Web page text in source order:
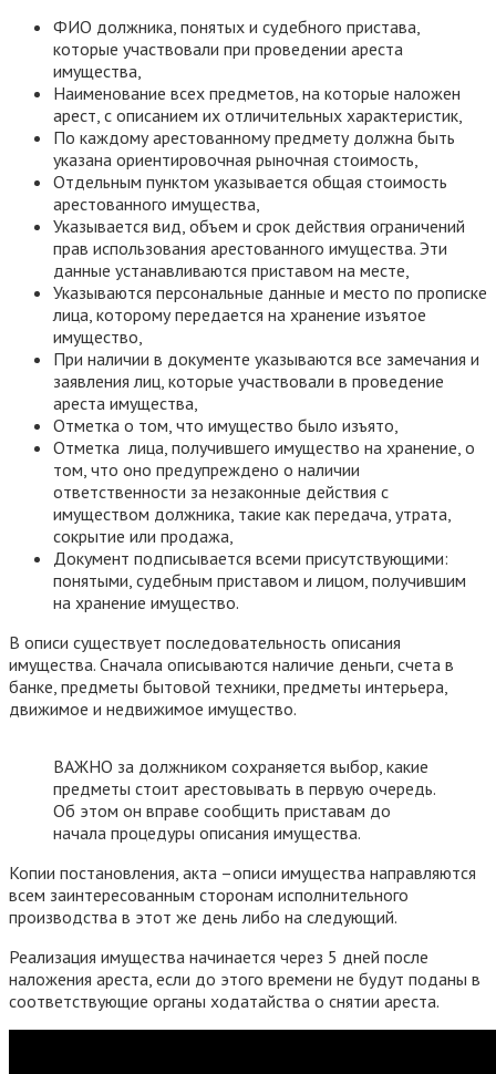
ФИО должника, понятых и судебного пристава,
которые участвовали при проведении ареста
имущества,
Наименование всех предметов, на которые наложен
арест, с описанием их отличительных характеристик,
По каждому арестованному предмету должна быть
указана ориентировочная рыночная стоимость,
Отдельным пунктом указывается общая стоимость
арестованного имущества,
Указывается вид, объем и срок действия ограничений
прав использования арестованного имущества. Эти
данные устанавливаются приставом на месте,
Указываются персональные данные и место по прописке
лица, которому передается на хранение изъятое
имущество,
При наличии в документе указываются все замечания и
заявления лиц, которые участвовали в проведение
ареста имущества,
Отметка о том, что имущество было изъято,
Отметка лица, получившего имущество на хранение, о
том, что оно предупреждено о наличии
ответственности за незаконные действия с
имуществом должника, такие как передача, утрата,
сокрытие или продажа,
Документ подписывается всеми присутствующими:
понятыми, судебным приставом и лицом, получившим
на хранение имущество.
В описи существует последовательность описания
имущества. Сначала описываются наличие деньги, счета в
банке, предметы бытовой техники, предметы интерьера,
движимое и недвижимое имущество.
ВАЖНО за должником сохраняется выбор, какие
предметы стоит арестовывать в первую очередь.
Об этом он вправе сообщить приставам до
начала процедуры описания имущества.
Копии постановления, акта –описи имущества направляются
всем заинтересованным сторонам исполнительного
производства в этот же день либо на следующий.
Реализация имущества начинается через 5 дней после
наложения ареста, если до этого времени не будут поданы в
соответствующие органы ходатайства о снятии ареста.